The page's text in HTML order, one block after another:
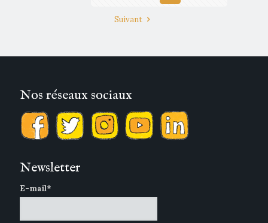
Suivant
Nos réseaux sociaux
Newsletter
E-mail*